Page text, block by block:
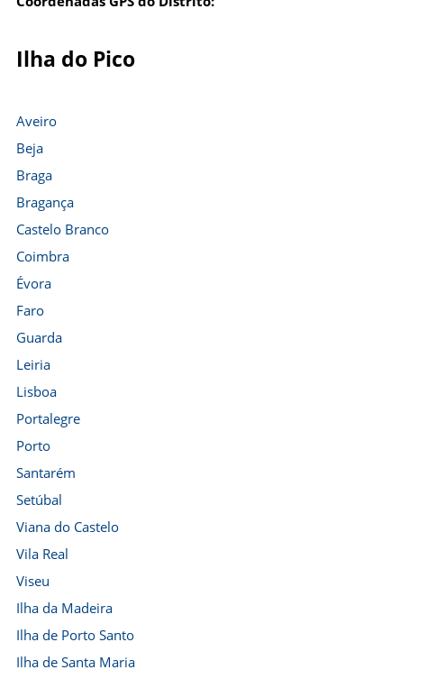
Ilha do Pico
Aveiro
Beja
Braga
Bragança
Castelo Branco
Coimbra
Évora
Faro
Guarda
Leiria
Lisboa
Portalegre
Porto
Santarém
Setúbal
Viana do Castelo
Vila Real
Viseu
Ilha da Madeira
Ilha de Porto Santo
Ilha de Santa Maria